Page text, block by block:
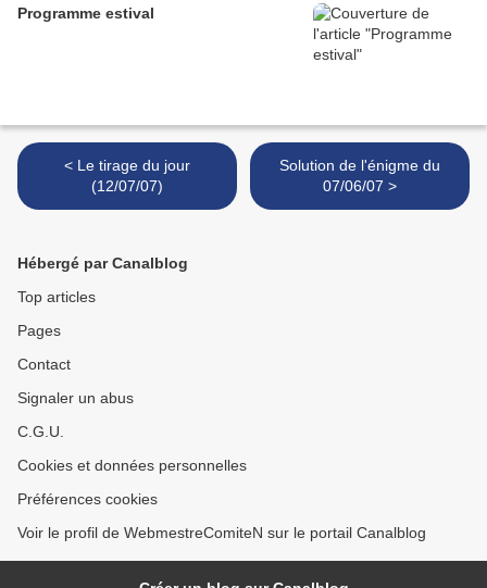
Programme estival
< Le tirage du jour
(12/07/07)
Solution de l'énigme du
07/06/07 >
Hébergé par Canalblog
Top articles
Pages
Contact
Signaler un abus
C.G.U.
Cookies et données personnelles
Préférences cookies
Voir le profil de WebmestreComiteN sur le portail Canalblog